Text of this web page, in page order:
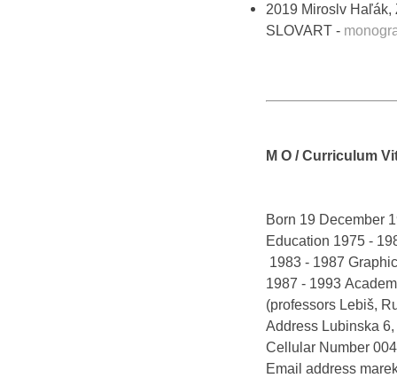
2019 Miroslv Haľák,
SLOVART -
M O / Curriculum
Born 19 December
Education 1975 -
1983 - 1987
1987 - 1993
(professors Lebiš,
Address Lubinska
Cellular Number
Email address